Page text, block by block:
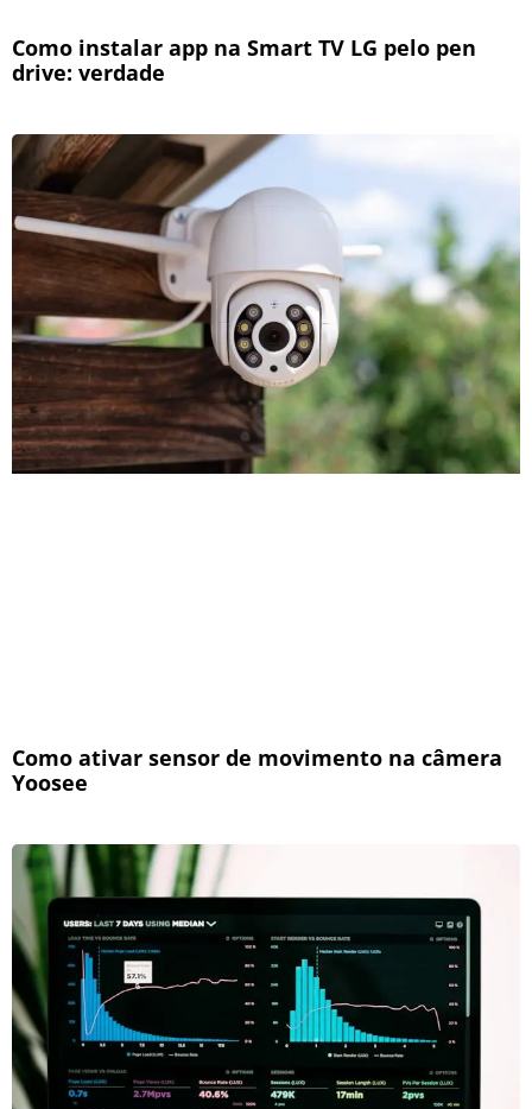
Como instalar app na Smart TV LG pelo pen
drive: verdade
Como ativar sensor de movimento na câmera
Yoosee